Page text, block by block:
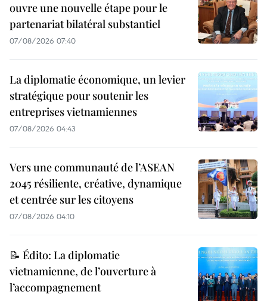
ouvre une nouvelle étape pour le
partenariat bilatéral substantiel
07/08/2026 07:40
La diplomatie économique, un levier
stratégique pour soutenir les
entreprises vietnamiennes
07/08/2026 04:43
Vers une communauté de l’ASEAN
2045 résiliente, créative, dynamique
et centrée sur les citoyens
07/08/2026 04:10
📝 Édito: La diplomatie
vietnamienne, de l’ouverture à
l’accompagnement